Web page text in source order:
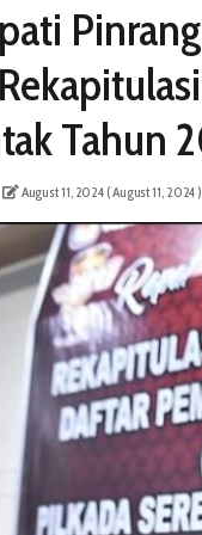
Tahun
August 11, 2024 ( August 11, 2024 )